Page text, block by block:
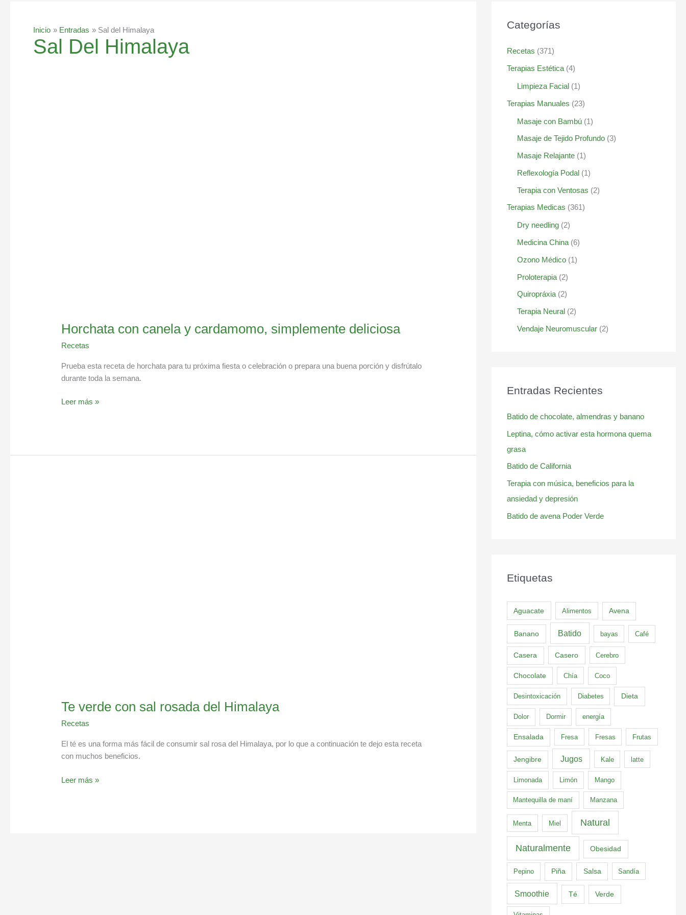
Inicio Entradas Sal del Himalaya
Sal Del Himalaya
Horchata con canela y cardamomo, simplemente deliciosa
Recetas
Prueba esta receta de horchata para tu próxima fiesta o celebración o prepara una buena porción y disfrútalo
durante toda la semana.
Leer más »
Te verde con sal rosada del Himalaya
Recetas
El té es una forma más fácil de consumir sal rosa del Himalaya, por lo que a continuación te dejo esta receta
con muchos beneficios.
Leer más »
Categorías
Recetas (371)
Terapias Estética(4)
Limpieza Facial(1)
Terapias Manuales (23)
Masaje con Bambú(1)
Masaje de Tejido Profundo(3)
Masaje Relajante(1)
Reflexología Podal(1)
Terapia con Ventosas (2)
Terapias Medicas (361)
Dry needling(2)
Medicina China(6)
Ozono Médico(1)
Proloterapia(2)
Quiropráxia(2)
Terapia Neural(2)
Vendaje Neuromuscular(2)
Entradas Recientes
Batido de chocolate, almendras y banano
Leptina, cómo activar esta hormona quema
grasa
Batido de California
Terapia con música, beneficios para la
ansiedad y depresión
Batido de avena Poder Verde
Etiquetas
Aguacate Alimentos Avena
Banano Batido bayas Café
Casera Casero Cerebro
Chocolate Chía Coco
Desintoxicación Diabetes Dieta
Dolor Dormir energía
Ensalada Fresa Fresas Frutas
Jengibre Jugos Kale latte
Limonada Limón Mango
Mantequilla de maní Manzana
Menta Miel Natural
Naturalmente Obesidad
Pepino Piña Salsa Sandía
Smoothie Té Verde